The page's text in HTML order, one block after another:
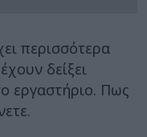
περισσότερα
δείξει
εργαστήριο. Πως